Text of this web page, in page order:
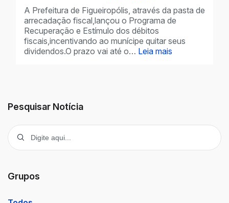
A Prefeitura de Figueiropólis, através da pasta de
arrecadação fiscal,lançou o Programa de
Recuperação e Estímulo dos débitos
fiscais,incentivando ao munícipe quitar seus
dividendos.O prazo vai até o… Leia mais
Pesquisar Notícia
Grupos